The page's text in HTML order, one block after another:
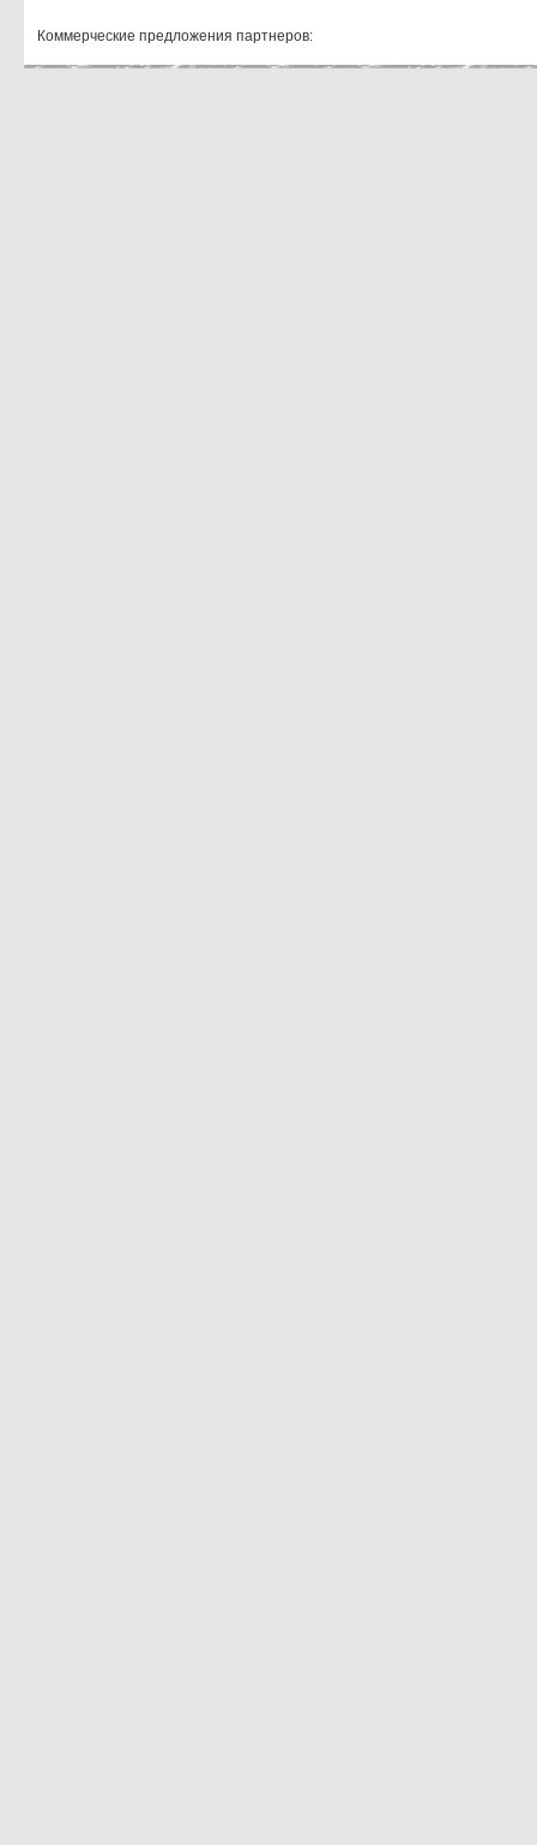
Коммерческие предложения партнеров: